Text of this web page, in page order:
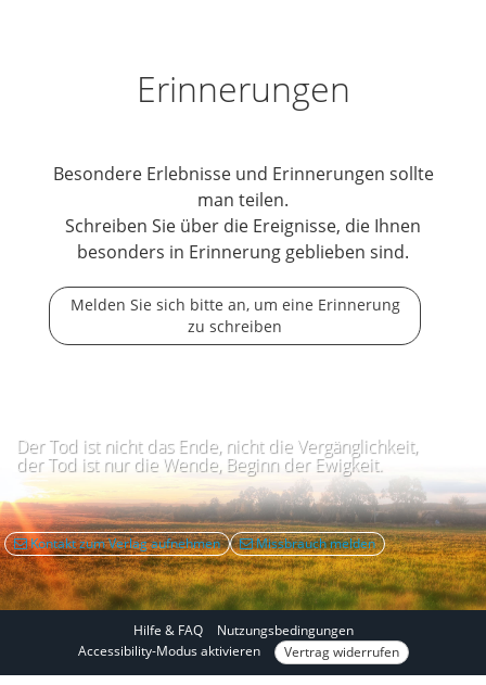
Erinnerungen
Besondere Erlebnisse und Erinnerungen sollte
man teilen.
Schreiben Sie über die Ereignisse, die Ihnen
besonders in Erinnerung geblieben sind.
Melden Sie sich bitte an, um eine Erinnerung
zu schreiben
Der Tod ist nicht das Ende, nicht die Vergänglichkeit,
der Tod ist nur die Wende, Beginn der Ewigkeit.
Kontakt zum Verlag aufnehmen Missbrauch melden
Hilfe & FAQ
Nutzungsbedingungen
IAccessibility-Modus aktivieren Vertrag widerrufen